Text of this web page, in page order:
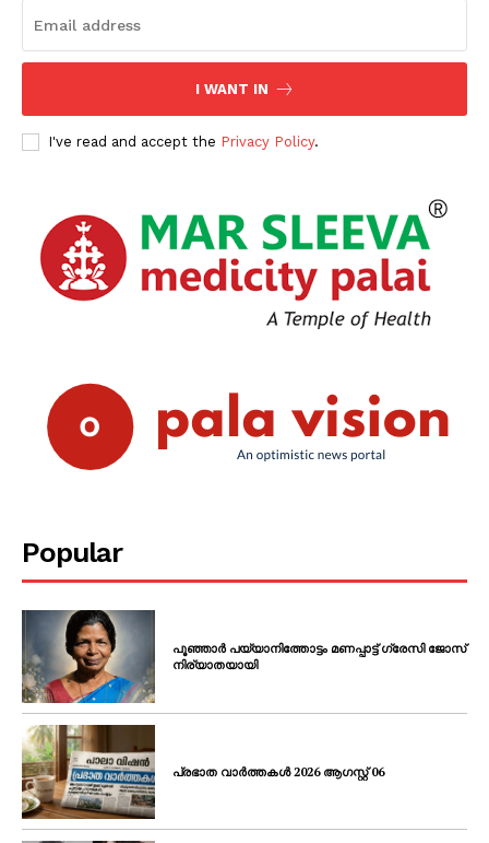
I WANT IN
I've read and accept the Privacy Policy.
Popular
പൂഞ്ഞാർ പയ്യാനിത്തോട്ടം മണപ്പാട്ട് ഗ്രേസി ജോസ്
നിര്യാതയായി
പ്രഭാത വാർത്തകൾ 2026 ആഗസ്റ്റ് 06